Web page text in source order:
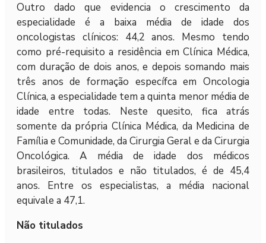
Outro dado que evidencia o crescimento da
especialidade é a baixa média de idade dos
oncologistas clínicos: 44,2 anos. Mesmo tendo
como pré-requisito a residência em Clínica Médica,
com duração de dois anos, e depois somando mais
três anos de formação específca em Oncologia
Clínica, a especialidade tem a quinta menor média de
idade entre todas. Neste quesito, fica atrás
somente da própria Clínica Médica, da Medicina de
Família e Comunidade, da Cirurgia Geral e da Cirurgia
Oncológica. A média de idade dos médicos
brasileiros, titulados e não titulados, é de 45,4
anos. Entre os especialistas, a média nacional
equivale a 47,1.
Não titulados